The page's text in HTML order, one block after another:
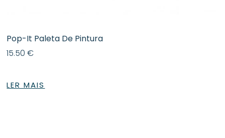
Pop-It Paleta De Pintura
15.50€
LER MAIS